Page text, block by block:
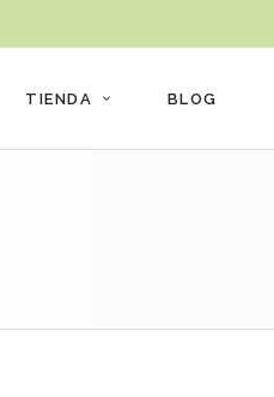
TIENDA BLOG